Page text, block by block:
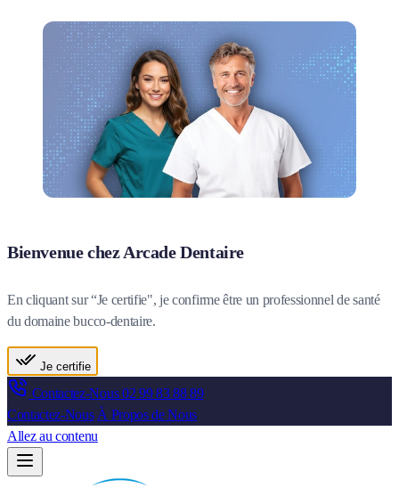
Bienvenue chez Arcade Dentaire
En cliquant sur “Je certifie", je confirme être un professionnel de santé
du domaine bucco-dentaire.
Je certifie
Contactez-Nous02 99 83 88 89
Contactez-Nous À Propos de Nous
Allez au contenu